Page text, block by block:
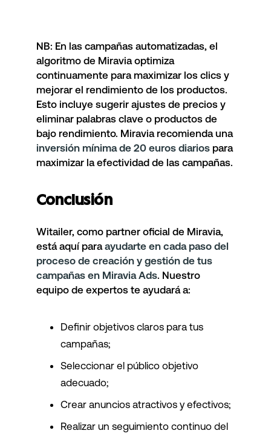
NB: En las campañas automatizadas, el
algoritmo de Miravia optimiza
continuamente para maximizar los clics y
mejorar el rendimiento de los productos.
Esto incluye sugerir ajustes de precios y
eliminar palabras clave o productos de
bajo rendimiento. Miravia recomienda una
inversión mínima de 20 euros diarios para
maximizar la efectividad de las campañas.
Conclusión
Witailer, como partner oficial de Miravia,
está aquí paraayudarte en cada paso del
proceso de creación y gestión de tus
campañas en Miravia Ads. Nuestro
equipo de expertos te ayudará a:
Definir objetivos claros para tus
campañas;
Seleccionar el público objetivo
adecuado;
Crear anuncios atractivos y efectivos;
Realizar un seguimiento continuo del